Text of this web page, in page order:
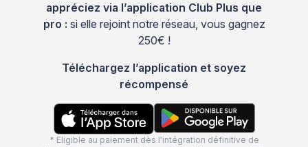
appréciez via l’application Club Plus que
pro : si elle rejoint notre réseau, vous gagnez
250€ !
Téléchargez l’application et soyez
récompensé
* Eligible au paiement dès l'intégration définitive de